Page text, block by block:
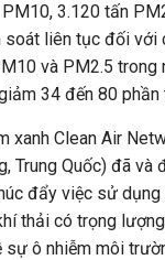
3.120 tấn
soát liên tục đối với
và PM2.5
34 đến 80
xanh Clean Air
Trung Quốc) đã
đẩy việc sử dụng
thải có trọng
ô nhiễm môi